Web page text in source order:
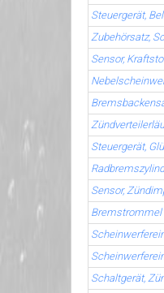
Steuergerät,
Zubehörsatz,
Sensor,
Steuergerät,
Sensor,
Bremstrommel
Schaltgerät,